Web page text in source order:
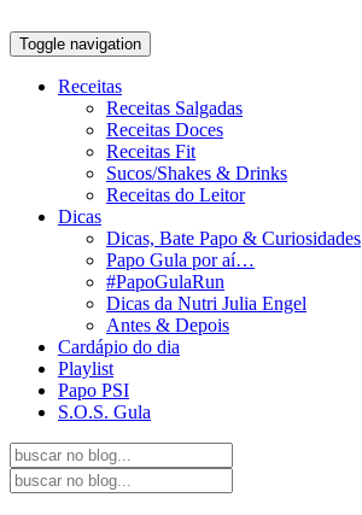
Toggle navigation
Receitas
Receitas Salgadas
Receitas Doces
Receitas Fit
Sucos/Shakes & Drinks
Receitas do Leitor
Dicas
Dicas, Bate Papo & Curiosidades
Papo Gula por aí…
#PapoGulaRun
Dicas da Nutri Julia Engel
Antes & Depois
Cardápio do dia
Playlist
Papo PSI
S.O.S. Gula